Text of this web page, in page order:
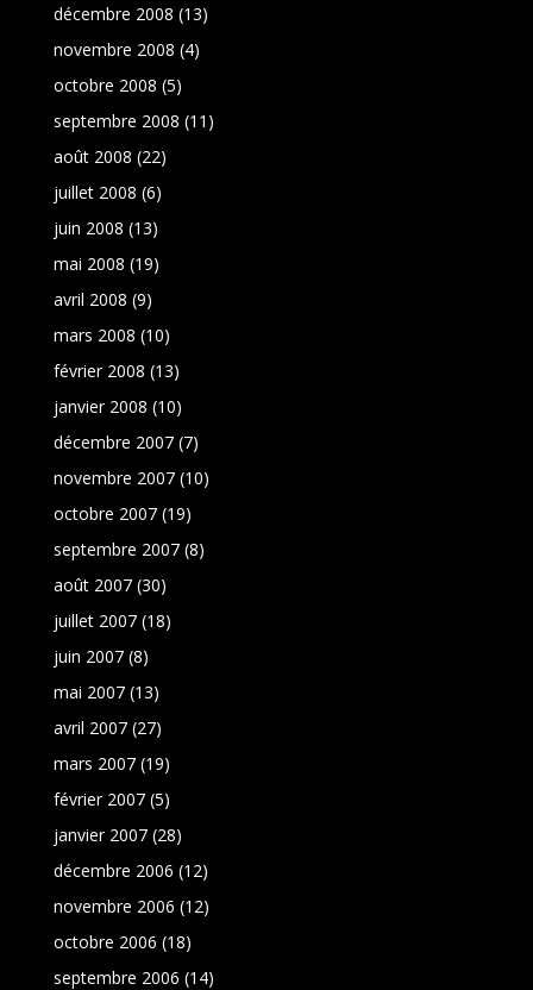
décembre 2008 (13)
novembre 2008 (4)
octobre 2008 (5)
septembre 2008 (11)
août 2008 (22)
juillet 2008 (6)
juin 2008 (13)
mai 2008 (19)
avril 2008 (9)
mars 2008 (10)
février 2008 (13)
janvier 2008 (10)
décembre 2007(7)
novembre 2007(10)
octobre 2007(19)
septembre 2007(8)
août 2007(30)
juillet 2007(18)
juin 2007(8)
mai 2007(13)
avril 2007(27)
mars 2007(19)
février 2007(5)
janvier 2007(28)
décembre 2006 (12)
novembre 2006 (12)
octobre 2006 (18)
septembre 2006 (14)